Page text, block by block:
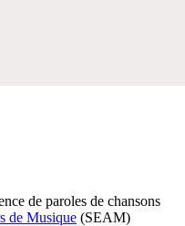
de paroles de chansons
de Musique (SEAM)